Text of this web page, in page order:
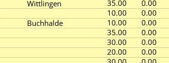
Wittlingen 35.00 0.00
10.00 0.00
Buchhalde 10.00 0.00
35.00 0.00
30.00 0.00
20.00 0.00